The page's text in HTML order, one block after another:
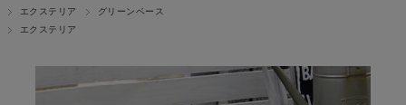
エクステリア
グリーンベース
エクステリア